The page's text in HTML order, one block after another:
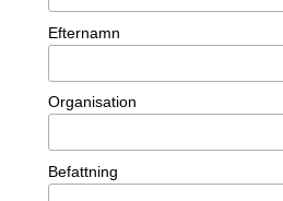
Efternamn
Organisation
Befattning